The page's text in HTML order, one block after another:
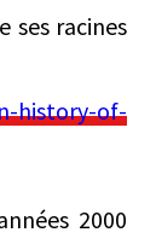
ses racines
history-of-
2000